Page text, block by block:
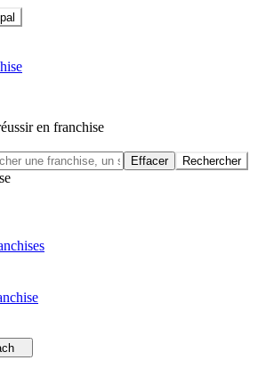
en franchise
Effacer Rechercher